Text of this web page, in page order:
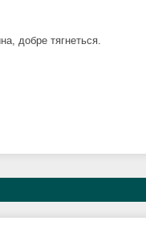
добре тягнеться.